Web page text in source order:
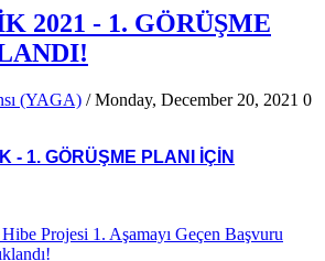
2021 - 1. GÖRÜŞME
(YAGA) / Monday, December 20, 2021 0
- 1. GÖRÜŞME PLANI İÇİN
Projesi 1. Aşamayı Geçen Başvuru